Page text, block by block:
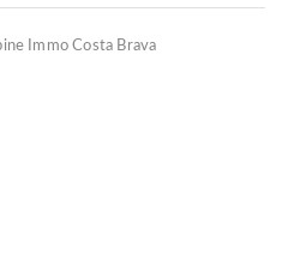
Immo Costa Brava